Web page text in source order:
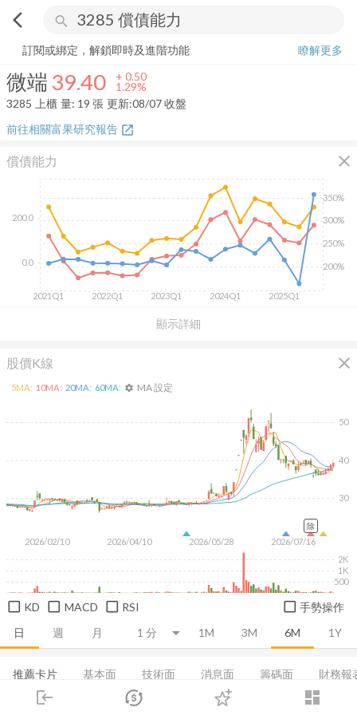
arrow_back_ios search
login dashboard
市場 登入
微端 39.40+ 1.29%
訂閱或綁定，解鎖即時及進階功能
瞭解更多
微端 39.40 + 0.50
1.29%
3285
上櫃 量: 19 張 更新:08/07 收盤
前往相關富果研究報告 open_in_new
償債能力 close
顯示詳細
2021Q1 2022Q1 2023Q1 2024Q1 2025Q1
200%
250%
300%
350%
0.0
200.0
股價K線 close
日 週 月 1M 3M 6M 1Y
2026/02/10 2026/04/10 2026/05/28 2026/07/16
30
40
50
500
1K
2K
5MA: 10MA: 20MA: 60MA: settings MA 設定
除
KD MACD RSI 手勢操作
推薦卡片 基本面 技術面 消息面 籌碼面 財務報
當日主力券商 董監持股 營收